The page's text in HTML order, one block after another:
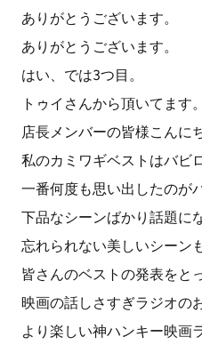
ありがとうございます。
ありがとうございます。
はい、では3つ目。
トゥイさんから頂いてます。
店長メンバーの皆様こんに
私のカミワギベストはバビ
一番何度も思い出したのが
下品なシーンばかり話題に
忘れられない美しいシーン
皆さんのベストの発表をと
映画の話しさすぎラジオの
より楽しい神ハンキー映画